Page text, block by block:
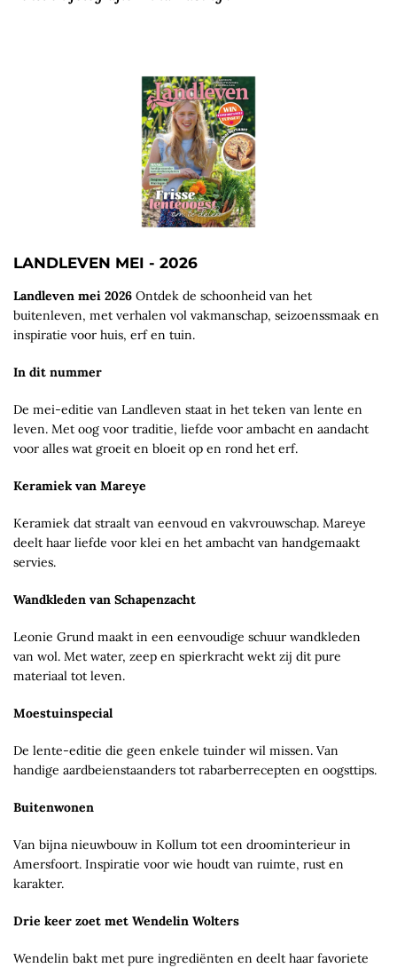
LANDLEVEN MEI - 2026
Landleven mei 2026 Ontdek de schoonheid van het
buitenleven, met verhalen vol vakmanschap, seizoenssmaak en
inspiratie voor huis, erf en tuin.
In dit nummer
De mei-editie van Landleven staat in het teken van lente en
leven. Met oog voor traditie, liefde voor ambacht en aandacht
voor alles wat groeit en bloeit op en rond het erf.
Keramiek van Mareye
Keramiek dat straalt van eenvoud en vakvrouwschap. Mareye
deelt haar liefde voor klei en het ambacht van handgemaakt
servies.
Wandkleden van Schapenzacht
Leonie Grund maakt in een eenvoudige schuur wandkleden
van wol. Met water, zeep en spierkracht wekt zij dit pure
materiaal tot leven.
Moestuinspecial
De lente-editie die geen enkele tuinder wil missen. Van
handige aardbeienstaanders tot rabarberrecepten en oogsttips.
Buitenwonen
Van bijna nieuwbouw in Kollum tot een droominterieur in
Amersfoort. Inspiratie voor wie houdt van ruimte, rust en
karakter.
Drie keer zoet met Wendelin Wolters
Wendelin bakt met pure ingrediënten en deelt haar favoriete